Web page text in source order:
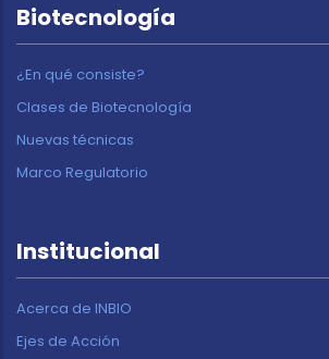
Biotecnología
¿En qué consiste?
Clases de Biotecnología
Nuevas técnicas
Marco Regulatorio
Institucional
Acerca de INBIO
Ejes de Acción